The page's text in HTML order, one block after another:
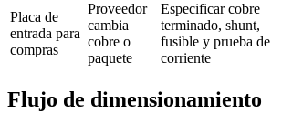
Placa de
entrada para
compras
Proveedor
cambia
cobre o
paquete
Especificar cobre
terminado, shunt,
fusible y prueba de
corriente
Flujo de dimensionamiento